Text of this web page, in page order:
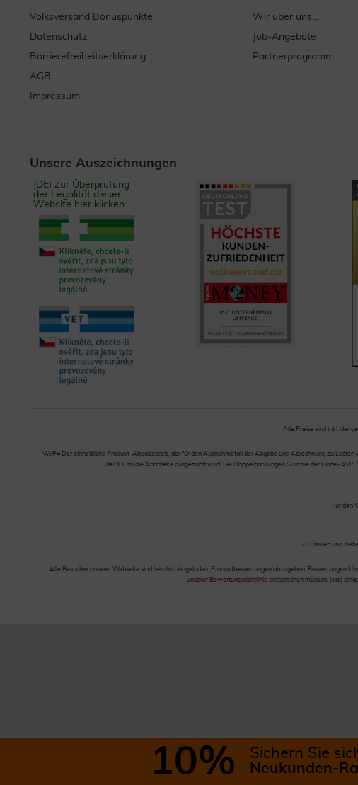
10% Sichern Sie
Neukunden-
Volksversand Bonuspunkte
Datenschutz
Barrierefreiheitserklärung
AGB
Impressum
Wir über uns...
Job-Angebote
Partnerprogramm
Unsere Auszeichnungen
(DE) Zur Überprüfung
der Legalität dieser
Website hier klicken
Alle Preise sind inkl. der
*AVP= Der einheitliche Produkt-Abgabepreis, der für den Ausnahmefall der Abgabe und Abrechnung zu
der KK an die Apotheke ausgezahlt wird. Bei Doppelpackungen Summe der Einzel-
Für den
Zu Risiken und
Alle Besucher unserer Webseite sind herzlich eingeladen, Produktbewertungen abzugeben. Bewertungen
unserer Bewertungsrichtlinieentsprechen müssen. Jede